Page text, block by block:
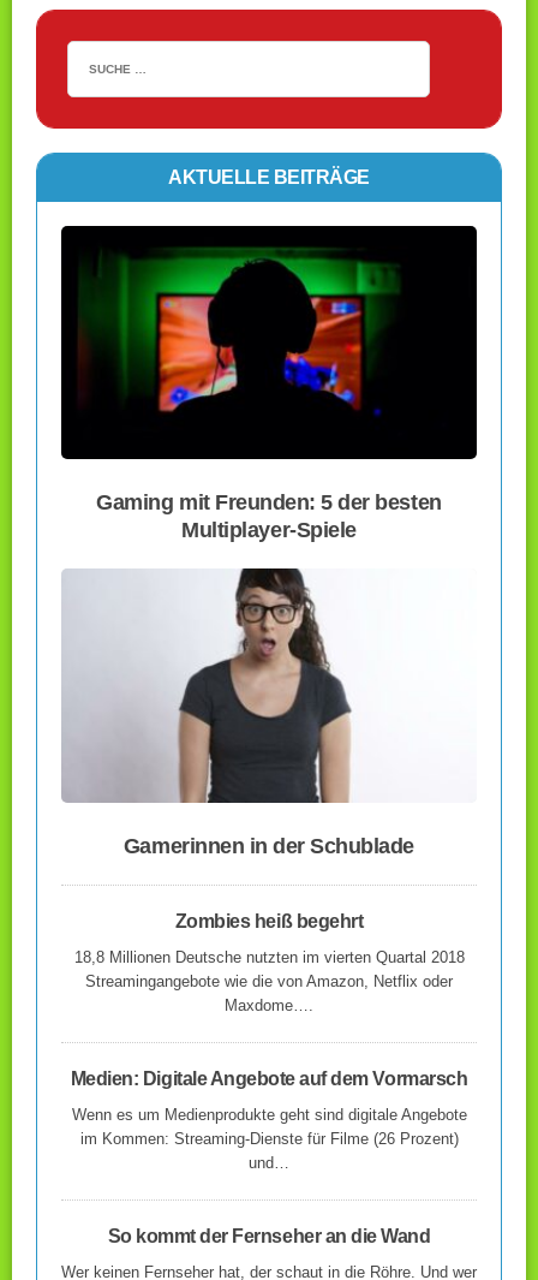
AKTUELLE BEITRÄGE
Gaming mit Freunden: 5 der besten
Multiplayer-Spiele
Gamerinnen in der Schublade
Zombies heiß begehrt
18,8 Millionen Deutsche nutzten im vierten Quartal 2018
Streamingangebote wie die von Amazon, Netflix oder
Maxdome….
Medien: Digitale Angebote auf dem Vormarsch
Wenn es um Medienprodukte geht sind digitale Angebote
im Kommen: Streaming-Dienste für Filme (26 Prozent)
und…
So kommt der Fernseher an die Wand
Wer keinen Fernseher hat, der schaut in die Röhre. Und wer